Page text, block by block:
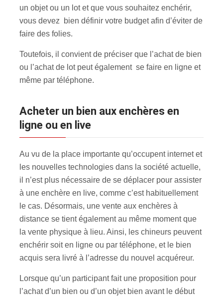
un objet ou un lot et que vous souhaitez enchérir,
vous devez bien définir votre budget afin d’éviter de
faire des folies.
Toutefois, il convient de préciser que l’achat de bien
ou l’achat de lot peut également se faire en ligne et
même par téléphone.
Acheter un bien aux enchères en
ligne ou en live
Au vu de la place importante qu’occupent internet et
les nouvelles technologies dans la société actuelle,
il n’est plus nécessaire de se déplacer pour assister
à une enchère en live, comme c’est habituellement
le cas. Désormais, une vente aux enchères à
distance se tient également au même moment que
la vente physique à lieu. Ainsi, les chineurs peuvent
enchérir soit en ligne ou par téléphone, et le bien
acquis sera livré à l’adresse du nouvel acquéreur.
Lorsque qu’un participant fait une proposition pour
l’achat d’un bien ou d’un objet bien avant le début